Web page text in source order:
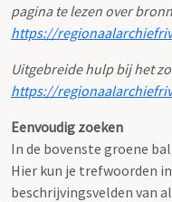
pagina te lezen over
https://
Uitgebreide hulp bij het
https://
Eenvoudig zoeken
In de bovenste groene
Hier kun je trefwoorden
beschrijvingsvelden van